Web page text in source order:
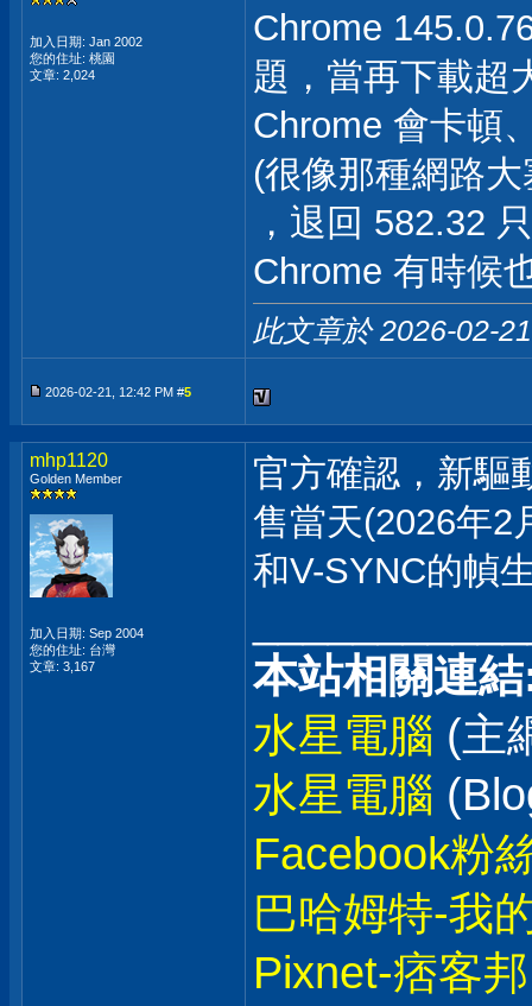
加入日期: Jan 2002
您的住址: 桃園
文章: 2,024
Chrome
題，當再下載超
Chrome 會卡頓
(很像那種網路
，退回 582.32
Chrome 有時候
此文章於 2026-02-
2026-02-21, 12:42 PM #5
mhp1120
Golden Member
加入日期: Sep 2004
您的住址: 台灣
文章: 3,167
官方確認，新驅
售當天(2026年2
和V-SYNC的幀
本站相關連
水星電腦 (主
水星電腦
Facebook粉
巴哈姆特-我
Pixnet-痞客邦